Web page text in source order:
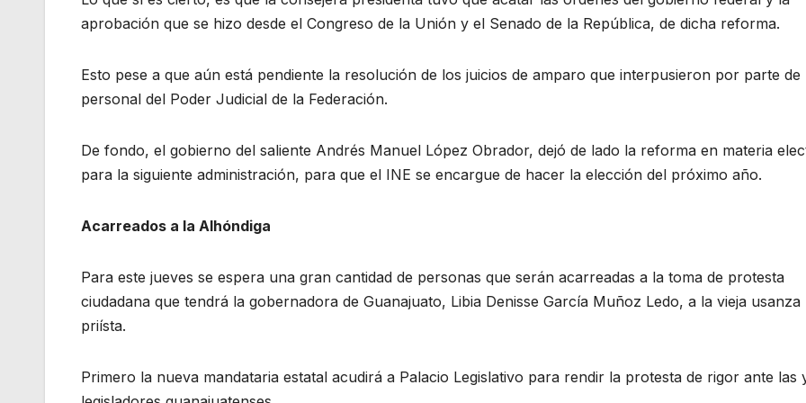
aprobación que se hizo desde el Congreso de la Unión y el Senado de la República, de dicha reforma.
Esto pese a que aún está pendiente la resolución de los juicios de amparo que interpusieron por parte de
personal del Poder Judicial de la Federación.
De fondo, el gobierno del saliente Andrés Manuel López Obrador, dejó de lado la reforma en materia
para la siguiente administración, para que el INE se encargue de hacer la elección del próximo año.
Acarreados a la Alhóndiga
Para este jueves se espera una gran cantidad de personas que serán acarreadas a la toma de protesta
ciudadana que tendrá la gobernadora de Guanajuato, Libia Denisse García Muñoz Ledo, a la vieja usanza
priísta.
Primero la nueva mandataria estatal acudirá a Palacio Legislativo para rendir la protesta de rigor ante las